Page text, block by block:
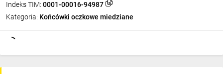
Indeks TIM: 0001-00016-94987
Kategoria: Końcówki oczkowe miedziane